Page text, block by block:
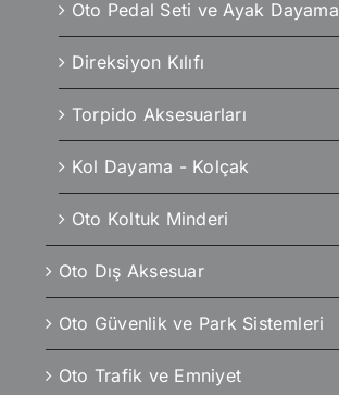
Oto Pedal Seti ve Ayak Dayama
Direksiyon Kılıfı
Torpido Aksesuarları
Kol Dayama - Kolçak
Oto Koltuk Minderi
Oto Dış Aksesuar
Oto Güvenlik ve Park Sistemleri
Oto Trafik ve Emniyet